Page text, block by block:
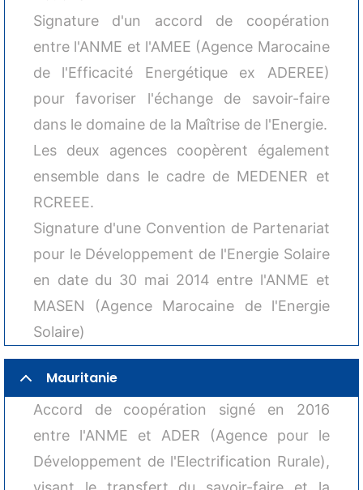
Signature d'un accord de coopération
entre l'ANME et l'AMEE (Agence Marocaine
de l'Efficacité Energétique ex ADEREE)
pour favoriser l'échange de savoir-faire
dans le domaine de la Maîtrise de l'Energie.
Les deux agences coopèrent également
ensemble dans le cadre de MEDENER et
RCREEE.
Signature d'une Convention de Partenariat
pour le Développement de l'Energie Solaire
en date du 30 mai 2014 entre l'ANME et
MASEN (Agence Marocaine de l'Energie
Solaire)
Mauritanie
Accord de coopération signé en 2016
entre l'ANME et ADER (Agence pour le
Développement de l'Electrification Rurale),